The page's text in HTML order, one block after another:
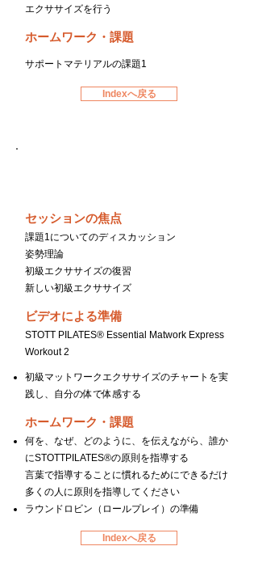
エクササイズを行う
ホームワーク・課題
サポートマテリアルの課題1
Indexへ戻る
セッションの焦点
課題1についてのディスカッション
姿勢理論
初級エクササイズの復習
新しい初級エクササイズ
ビデオによる準備
STOTT PILATES® Essential Matwork Express
Workout 2
初級マットワークエクササイズのチャートを実
践し、自分の体で体感する
ホームワーク・課題
何を、なぜ、どのように、を伝えながら、誰か
にSTOTTPILATES®の原則を指導する
言葉で指導することに慣れるためにできるだけ
多くの人に原則を指導してください
ラウンドロビン（ロールプレイ）の準備
Indexへ戻る